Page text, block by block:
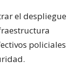
el despliegue
policiales